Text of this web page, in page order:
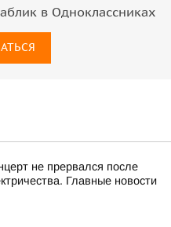
в Одноклассниках
не прервался после
Главные новости